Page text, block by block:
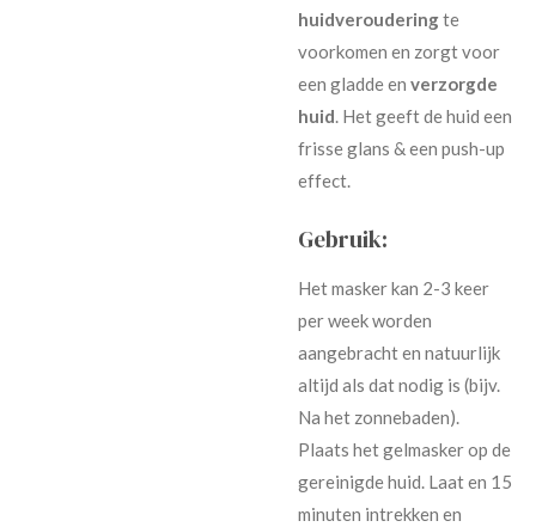
huidverouderingte
voorkomen en zorgt voor
een gladde en verzorgde
huid. Het geeft de huid een
frisse glans & een push-up
effect.
Gebruik:
Het masker kan 2-3 keer
per week worden
aangebracht en natuurlijk
altijd als dat nodig is (bijv.
Na het zonnebaden).
Plaats het gelmasker op de
gereinigde huid. Laat en 15
minuten intrekken en